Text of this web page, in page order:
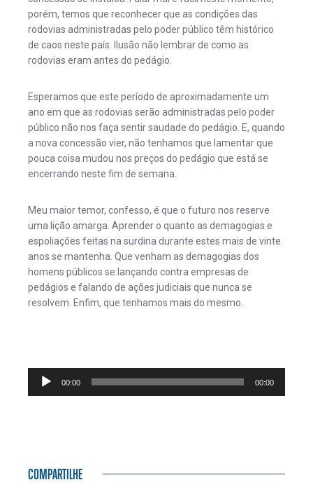
porém, temos que reconhecer que as condições das
rodovias administradas pelo poder público têm histórico
de caos neste país. Ilusão não lembrar de como as
rodovias eram antes do pedágio.
Esperamos que este período de aproximadamente um
ano em que as rodovias serão administradas pelo poder
público não nos faça sentir saudade do pedágio. E, quando
a nova concessão vier, não tenhamos que lamentar que
pouca coisa mudou nos preços do pedágio que está se
encerrando neste fim de semana.
Meu maior temor, confesso, é que o futuro nos reserve
uma lição amarga. Aprender o quanto as demagogias e
espoliações feitas na surdina durante estes mais de vinte
anos se mantenha. Que venham as demagogias dos
homens públicos se lançando contra empresas de
pedágios e falando de ações judiciais que nunca se
resolvem. Enfim, que tenhamos mais do mesmo.
Tocador
00:00 00:00
COMPARTILHE